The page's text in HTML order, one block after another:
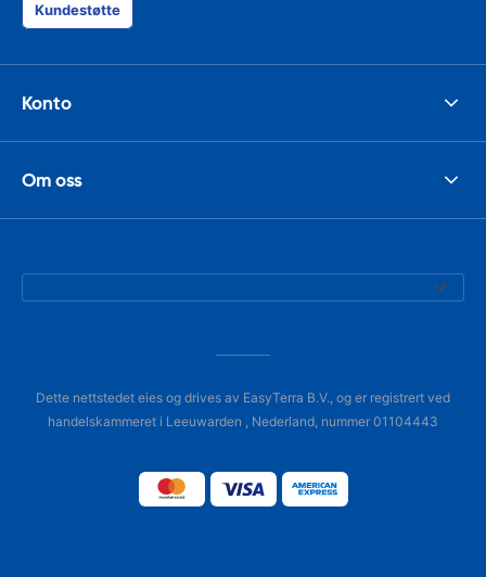
Kundestøtte
Konto
Om oss
Dette nettstedet eies og drives av EasyTerra B.V., og er registrert ved
handelskammeret i Leeuwarden , Nederland, nummer 01104443